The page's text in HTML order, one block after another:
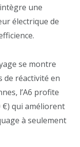
une
électrique de
se montre
de réactivité en
l’A6 profite
€) qui améliorent
à seulement